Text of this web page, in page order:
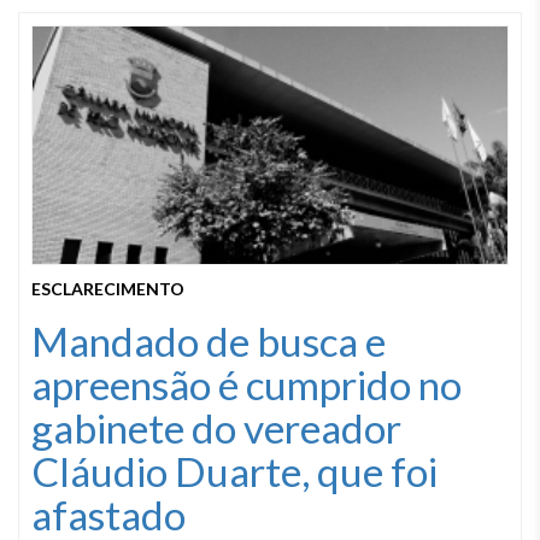
ESCLARECIMENTO
Mandado de busca e
apreensão é cumprido no
gabinete do vereador
Cláudio Duarte, que foi
afastado